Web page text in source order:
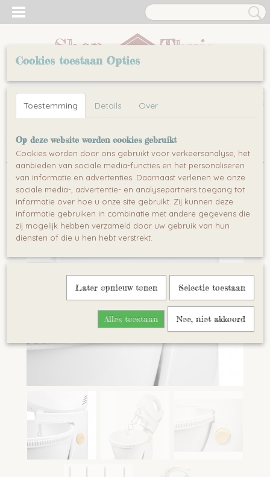
Inloggen Registreren
(0)
Home>Koken>Mixen & Mengen>Staafmixers
SHM 5330 - Mixer 300W
Cookies toestaan Opties
Toestemming Details Over
Op deze website worden cookies gebruikt
Cookies worden door ons gebruikt voor verkeersanalyse, het
aanbieden van sociale media-functies en het personaliseren
van informatie en advertenties. Daarnaast verlenen we onze
sociale media-, advertentie- en analysepartners toegang tot
informatie over hoe u onze site gebruikt. Zij kunnen deze
informatie gebruiken in combinatie met andere gegevens die
zij mogelijk hebben verzameld door uw gebruik van hun
diensten of die u hen hebt verstrekt.
Later opnieuw tonen Selectie toestaan
Alles toestaan Nee, niet akkoord